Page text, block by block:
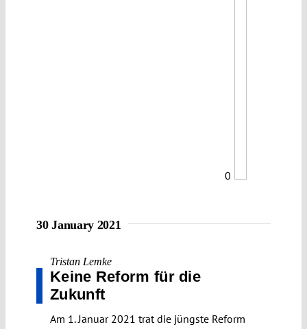
0
30 January 2021
Tristan Lemke
Keine Reform für die
Zukunft
Am 1. Januar 2021 trat die jüngste Reform